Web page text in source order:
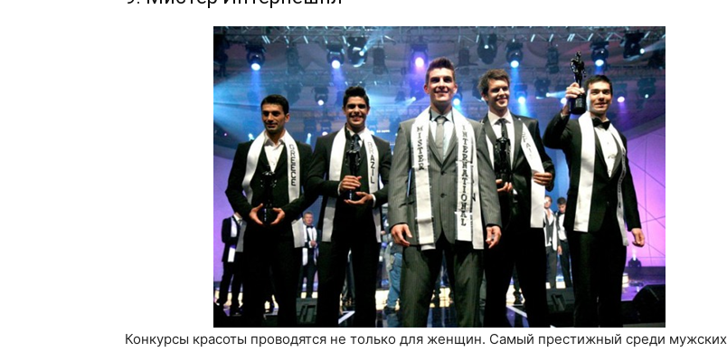
Конкурсы красоты проводятся не только для женщин. Самый престижный среди мужских